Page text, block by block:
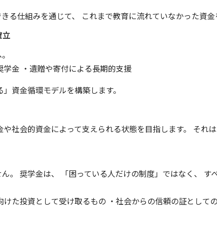
る仕組みを通じて、 これまで教育に流れていなかった資金
立
学金 ・遺贈や寄付による長期的支援
資金循環モデルを構築します。
社会的資金によって支えられる状態を目指します。 それ
。 奨学金は、 「困っている人だけの制度」ではなく、 す
た投資として受け取るもの ・社会からの信頼の証として